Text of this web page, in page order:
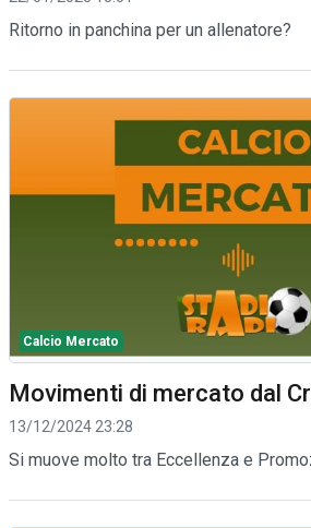
Ritorno in panchina per un allenatore?
Calcio Mercato
Movimenti di mercato dal
13/12/2024 23:28
Si muove molto tra Eccellenza e